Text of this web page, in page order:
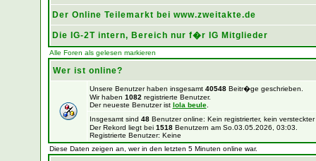
Der Online Teilemarkt bei www.zweitakte.de
Die IG-2T intern, Bereich nur f�r IG Mitglieder
Alle Foren als gelesen markieren
Wer ist online?
Unsere Benutzer haben insgesamt 40548Beitr�ge geschrieben.
Wir haben 1082 registrierte Benutzer.
Der neueste Benutzer ist lola beule.
Insgesamt sind 48Benutzer online: Kein registrierter, kein
Der Rekord liegt bei 1518Benutzern am So.03.05.2026, 03:03.
Registrierte Benutzer: Keine
Diese Daten zeigen an, wer in den letzten 5 Minuten online war.